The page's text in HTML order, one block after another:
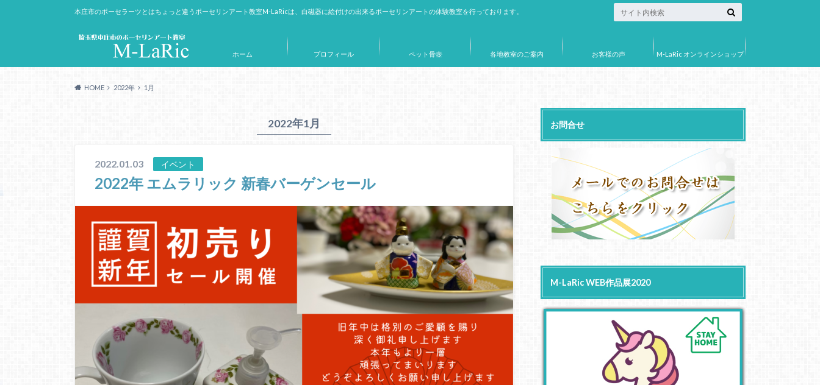
本庄市のポーセラーツとはちょっと違うポーセリンアート教室M-LaRicは、白磁器に絵付けの出来るポーセリンアートの体験教室を行っております。
ホーム プロフィール ペット骨壺 各地教室のご案内 お客様の声 M-LaRic オンラインショップ
HOME 2022年 1月
2022年1月
2022.01.03 イベント
2022年 エムラリック 新春バーゲンセール
お問合せ
M-LaRic WEB作品展2020